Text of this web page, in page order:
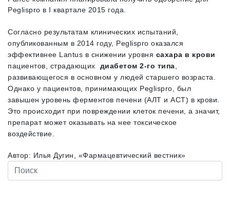
Peglispro в I квартале 2015 года.
Согласно результатам клинических испытаний,
опубликованным в 2014 году, Peglispro оказался
эффективнее Lantus в снижении уровня сахара в крови
пациентов, страдающих диабетом 2-го типа
развивающегося в основном у людей старшего возраста.
Однако у пациентов, принимающих Peglispro, был
завышен уровень ферментов печени (АЛТ и АСТ) в крови.
Это происходит при повреждении клеток печени, а значит,
препарат может оказывать на нее токсическое
воздействие.
Автор: Илья Дугин, «Фармацевтический вестник»